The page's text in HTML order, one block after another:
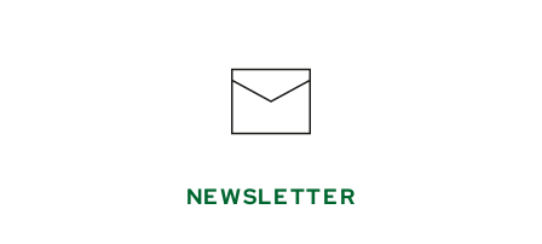
NEWSLETTER